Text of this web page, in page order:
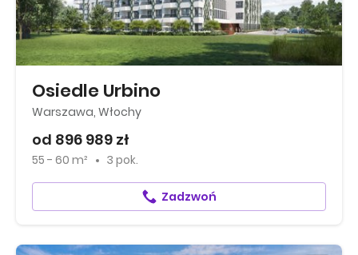
Osiedle Urbino
Warszawa, Włochy
od 896 989 zł
55 - 60 m² 3 pok.
Zadzwoń